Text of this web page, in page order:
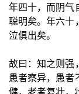
年四十，而阴气
聪明矣。年六十
泣俱出矣。
故曰：知之则强
愚者察异，愚者